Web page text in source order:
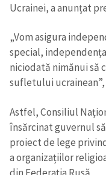
Ucrainei, a anunțat
„Vom asigura
special,
niciodată nimănui să
sufletului
Astfel, Consiliul
însărcinat guvernul
proiect de lege
a organizațiilor